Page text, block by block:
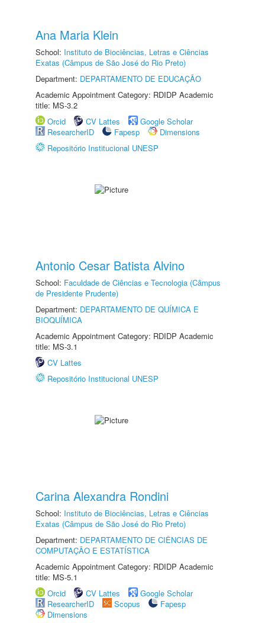
Ana Maria Klein
School: Instituto de Biociências, Letras e Ciências
Exatas (Câmpus de São José do Rio Preto)
Department: DEPARTAMENTO DE EDUCAÇÃO
Academic Appointment Category: RDIDP Academic
title: MS-3.2
Orcid
CV Lattes
Google Scholar
ResearcherID
Fapesp
Dimensions
Repositório Institucional UNESP
Antonio Cesar Batista Alvino
School: Faculdade de Ciências e Tecnologia (Câmpus
de Presidente Prudente)
Department: DEPARTAMENTO DE QUÍMICA E
BIOQUÍMICA
Academic Appointment Category: RDIDP Academic
title: MS-3.1
CV Lattes
Repositório Institucional UNESP
Carina Alexandra Rondini
School: Instituto de Biociências, Letras e Ciências
Exatas (Câmpus de São José do Rio Preto)
Department: DEPARTAMENTO DE CIÊNCIAS DE
COMPUTAÇÃO E ESTATÍSTICA
Academic Appointment Category: RDIDP Academic
title: MS-5.1
Orcid
CV Lattes
Google Scholar
ResearcherID
Scopus
Fapesp
Dimensions